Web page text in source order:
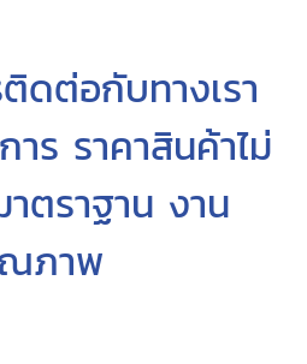
ดต่อกับทางเรา
าร ราคาสินค้าไม่
ตราฐาน งาน
ภาพ